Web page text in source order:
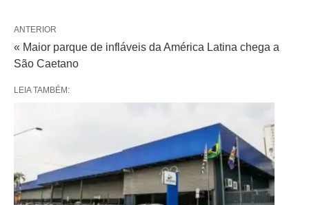
ANTERIOR
« Maior parque de infláveis da América Latina chega a
São Caetano
LEIA TAMBÉM: